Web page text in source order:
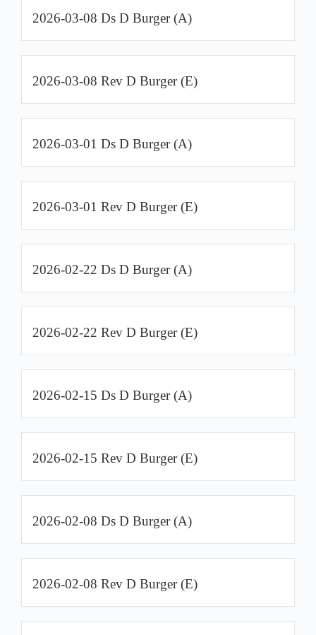
2026-03-08 Ds D Burger (A)
2026-03-08 Rev D Burger (E)
2026-03-01 Ds D Burger (A)
2026-03-01 Rev D Burger (E)
2026-02-22 Ds D Burger (A)
2026-02-22 Rev D Burger (E)
2026-02-15 Ds D Burger (A)
2026-02-15 Rev D Burger (E)
2026-02-08 Ds D Burger (A)
2026-02-08 Rev D Burger (E)